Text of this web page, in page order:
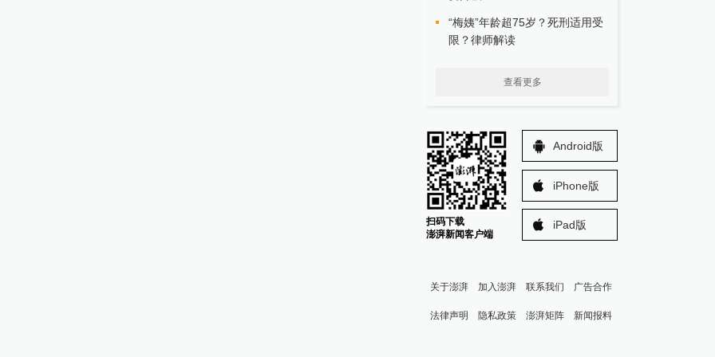
“梅姨”年龄超75岁？死刑适用受
限？律师解读
查看更多
扫码下载
澎湃新闻客户端
Android版
iPhone版
iPad版
关于澎湃 加入澎湃 联系我们 广告合作
法律声明 隐私政策 澎湃矩阵 新闻报料